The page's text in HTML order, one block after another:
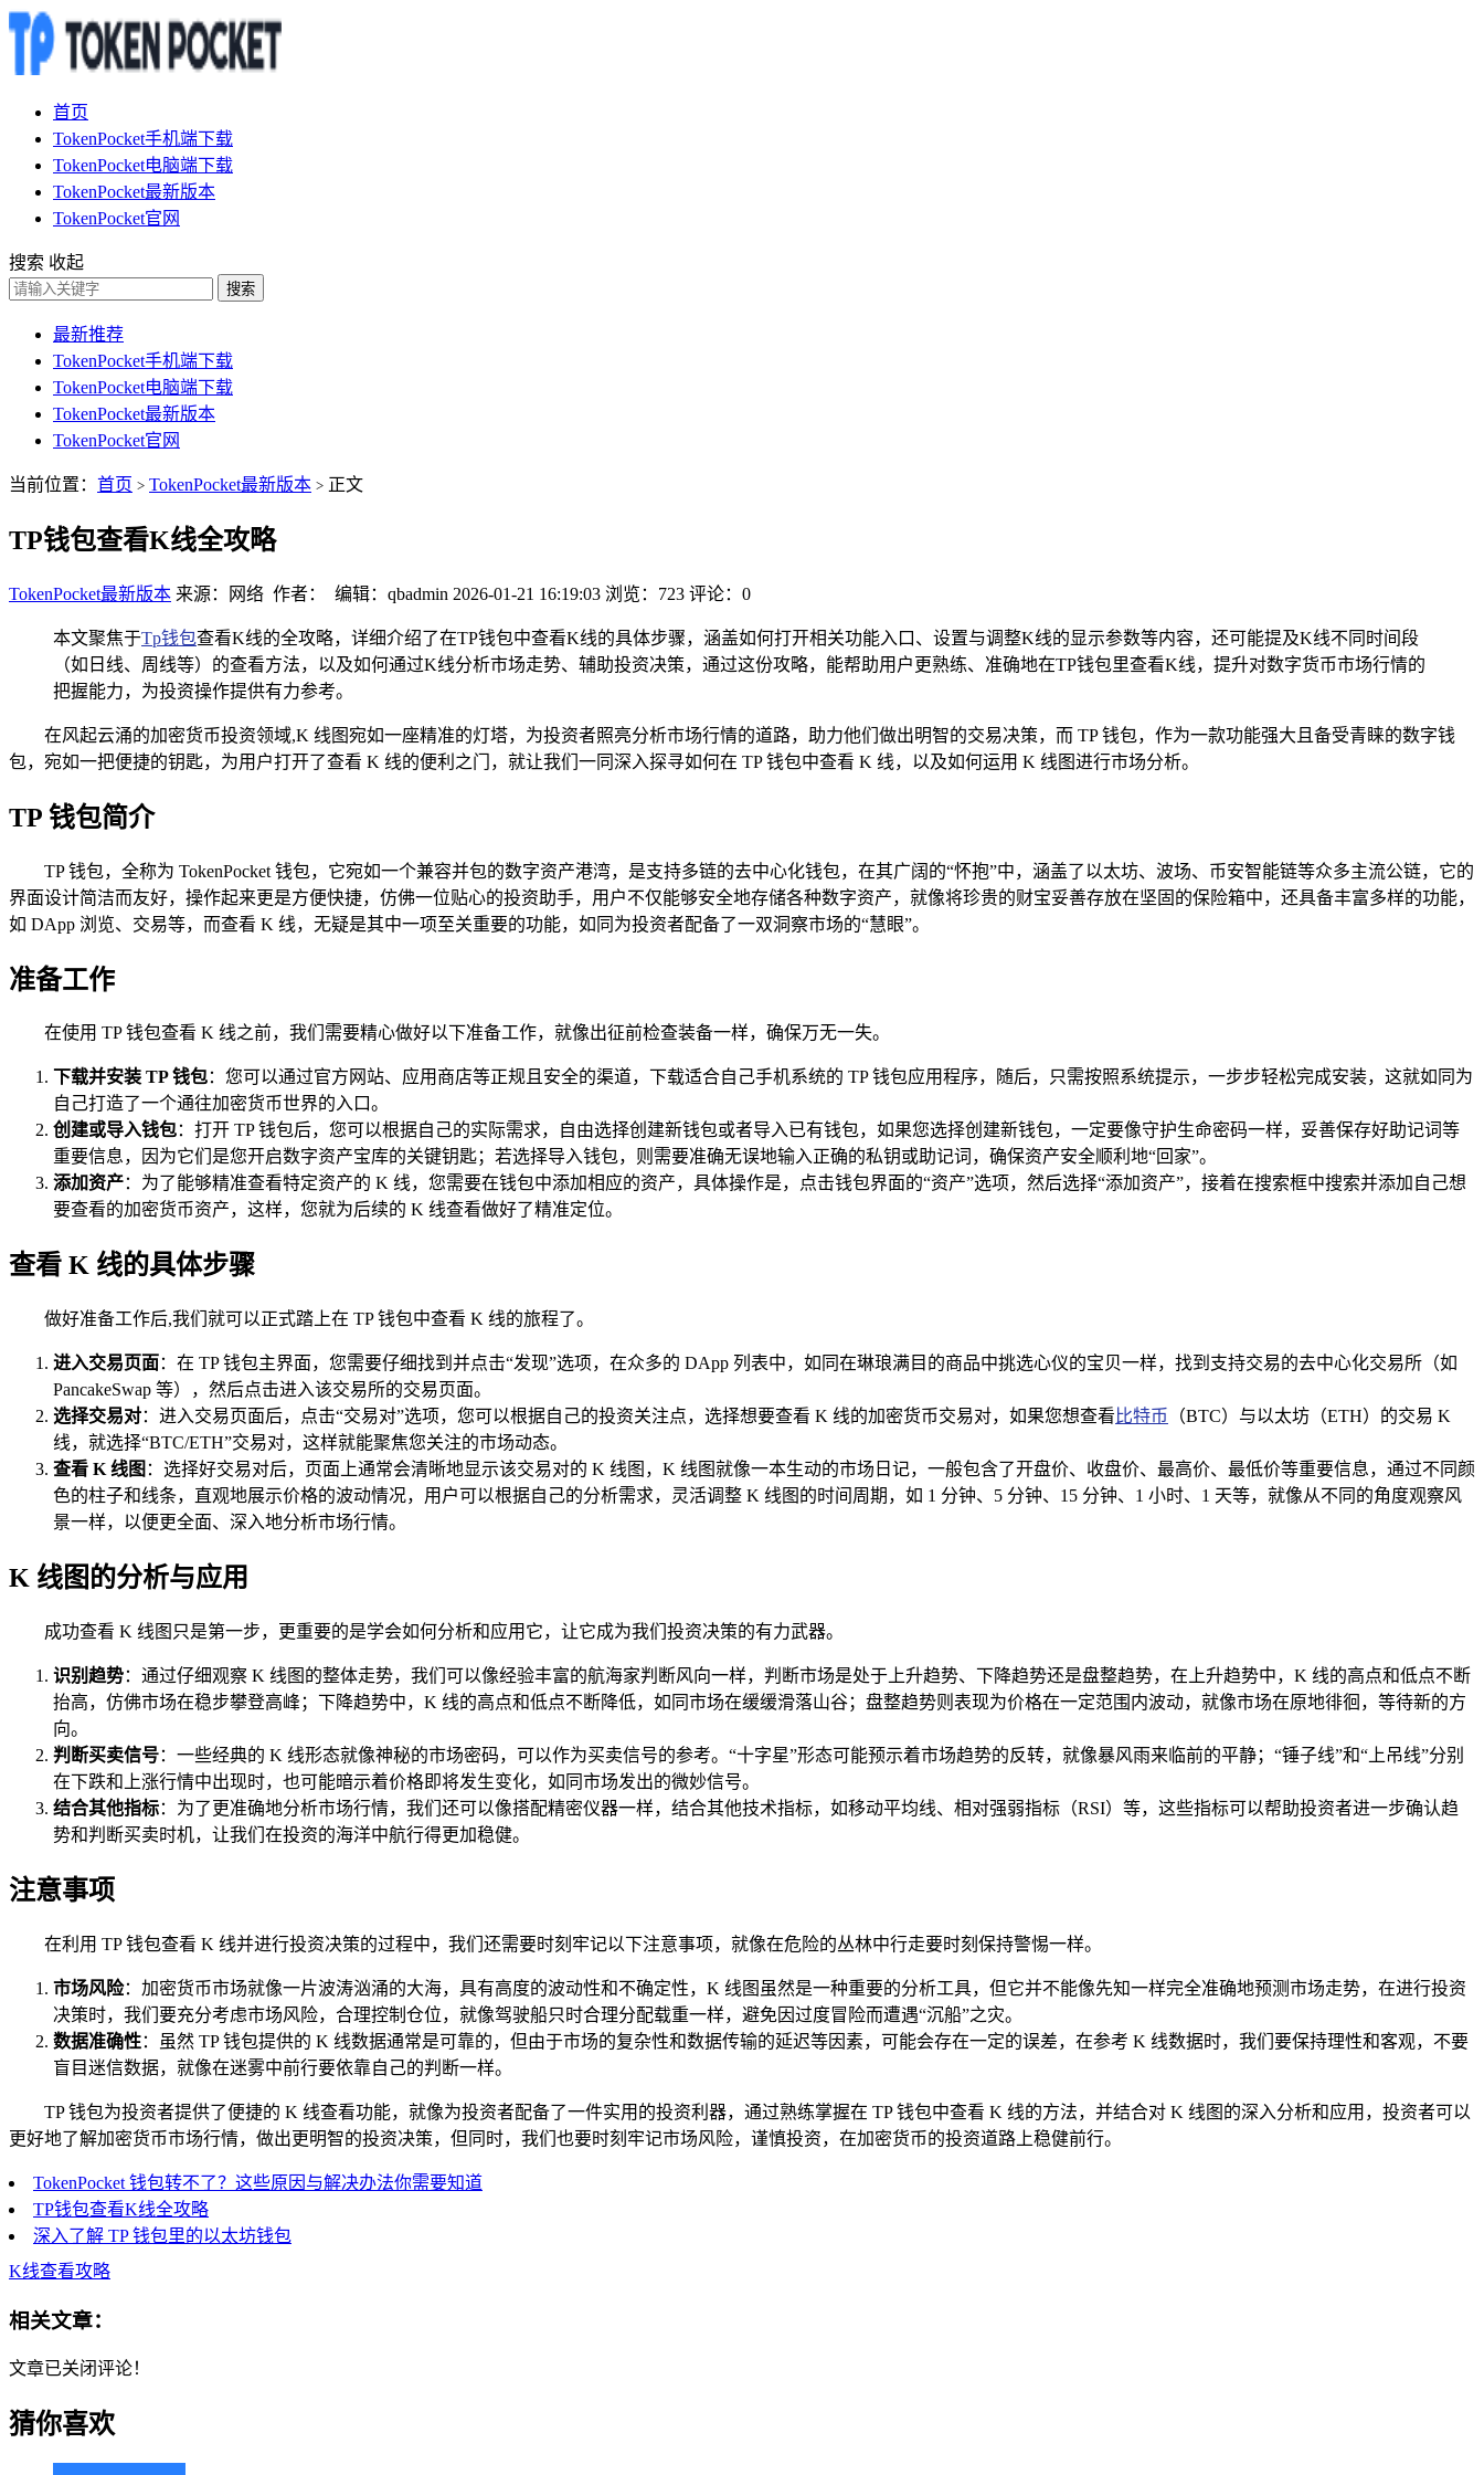
首页
TokenPocket手机端下载
TokenPocket电脑端下载
TokenPocket最新版本
TokenPocket官网
搜索 收起
搜索
最新推荐
TokenPocket手机端下载
TokenPocket电脑端下载
TokenPocket最新版本
TokenPocket官网
当前位置： 首页 > TokenPocket最新版本 > 正文
TP钱包查看K线全攻略
TokenPocket最新版本 来源：网络 作者： 编辑：qbadmin 2026-01-21 16:19:03 浏览：723 评论：0
本文聚焦于Tp钱包查看K线的全攻略，详细介绍了在TP钱包中查看K线的具体步骤，涵盖如何打开相关功能入口、设置与调整K线的显示参数等内容，还可能提及K线不同时间段
（如日线、周线等）的查看方法，以及如何通过K线分析市场走势、辅助投资决策，通过这份攻略，能帮助用户更熟练、准确地在TP钱包里查看K线，提升对数字货币市场行情的
把握能力，为投资操作提供有力参考。
在风起云涌的加密货币投资领域,K 线图宛如一座精准的灯塔，为投资者照亮分析市场行情的道路，助力他们做出明智的交易决策，而 TP 钱包，作为一款功能强大且备受青睐的数字钱
包，宛如一把便捷的钥匙，为用户打开了查看 K 线的便利之门，就让我们一同深入探寻如何在 TP 钱包中查看 K 线，以及如何运用 K 线图进行市场分析。
TP 钱包简介
TP 钱包，全称为 TokenPocket 钱包，它宛如一个兼容并包的数字资产港湾，是支持多链的去中心化钱包，在其广阔的“怀抱”中，涵盖了以太坊、波场、币安智能链等众多主流公链，它的
界面设计简洁而友好，操作起来更是方便快捷，仿佛一位贴心的投资助手，用户不仅能够安全地存储各种数字资产，就像将珍贵的财宝妥善存放在坚固的保险箱中，还具备丰富多样的功能，
如 DApp 浏览、交易等，而查看 K 线，无疑是其中一项至关重要的功能，如同为投资者配备了一双洞察市场的“慧眼”。
准备工作
在使用 TP 钱包查看 K 线之前，我们需要精心做好以下准备工作，就像出征前检查装备一样，确保万无一失。
下载并安装 TP 钱包：您可以通过官方网站、应用商店等正规且安全的渠道，下载适合自己手机系统的 TP 钱包应用程序，随后，只需按照系统提示，一步步轻松完成安装，这就如同为
自己打造了一个通往加密货币世界的入口。
创建或导入钱包：打开 TP 钱包后，您可以根据自己的实际需求，自由选择创建新钱包或者导入已有钱包，如果您选择创建新钱包，一定要像守护生命密码一样，妥善保存好助记词等
重要信息，因为它们是您开启数字资产宝库的关键钥匙；若选择导入钱包，则需要准确无误地输入正确的私钥或助记词，确保资产安全顺利地“回家”。
添加资产：为了能够精准查看特定资产的 K 线，您需要在钱包中添加相应的资产，具体操作是，点击钱包界面的“资产”选项，然后选择“添加资产”，接着在搜索框中搜索并添加自己想
要查看的加密货币资产，这样，您就为后续的 K 线查看做好了精准定位。
查看 K 线的具体步骤
做好准备工作后,我们就可以正式踏上在 TP 钱包中查看 K 线的旅程了。
进入交易页面：在 TP 钱包主界面，您需要仔细找到并点击“发现”选项，在众多的 DApp 列表中，如同在琳琅满目的商品中挑选心仪的宝贝一样，找到支持交易的去中心化交易所（如
PancakeSwap 等），然后点击进入该交易所的交易页面。
选择交易对：进入交易页面后，点击“交易对”选项，您可以根据自己的投资关注点，选择想要查看 K 线的加密货币交易对，如果您想查看 比特币
（BTC）与以太坊（ETH）的交易 K
线，就选择“BTC/ETH”交易对，这样就能聚焦您关注的市场动态。
查看 K 线图 ：选择好交易对后，页面上通常会清晰地显示该交易对的 K 线图，K 线图就像一本生动的市场日记，一般包含了开盘价、收盘价、最高价、最低价等重要信息，通过不同颜
色的柱子和线条，直观地展示价格的波动情况，用户可以根据自己的分析需求，灵活调整 K 线图的时间周期，如 1 分钟、5 分钟、15 分钟、1 小时、1 天等，就像从不同的角度观察风
景一样，以便更全面、深入地分析市场行情。
K 线图的分析与应用
成功查看 K 线图只是第一步，更重要的是学会如何分析和应用它，让它成为我们投资决策的有力武器。
识别趋势：通过仔细观察 K 线图的整体走势，我们可以像经验丰富的航海家判断风向一样，判断市场是处于上升趋势、下降趋势还是盘整趋势，在上升趋势中，K 线的高点和低点不断
抬高，仿佛市场在稳步攀登高峰；下降趋势中，K 线的高点和低点不断降低，如同市场在缓缓滑落山谷；盘整趋势则表现为价格在一定范围内波动，就像市场在原地徘徊，等待新的方
向。
判断买卖信号：一些经典的 K 线形态就像神秘的市场密码，可以作为买卖信号的参考。“十字星”形态可能预示着市场趋势的反转，就像暴风雨来临前的平静；“锤子线”和“上吊线”分别
在下跌和上涨行情中出现时，也可能暗示着价格即将发生变化，如同市场发出的微妙信号。
结合其他指标：为了更准确地分析市场行情，我们还可以像搭配精密仪器一样，结合其他技术指标，如移动平均线、相对强弱指标（RSI）等，这些指标可以帮助投资者进一步确认趋
势和判断买卖时机，让我们在投资的海洋中航行得更加稳健。
注意事项
在利用 TP 钱包查看 K 线并进行投资决策的过程中，我们还需要时刻牢记以下注意事项，就像在危险的丛林中行走要时刻保持警惕一样。
市场风险：加密货币市场就像一片波涛汹涌的大海，具有高度的波动性和不确定性，K 线图虽然是一种重要的分析工具，但它并不能像先知一样完全准确地预测市场走势，在进行投资
决策时，我们要充分考虑市场风险，合理控制仓位，就像驾驶船只时合理分配载重一样，避免因过度冒险而遭遇“沉船”之灾。
数据准确性：虽然 TP 钱包提供的 K 线数据通常是可靠的，但由于市场的复杂性和数据传输的延迟等因素，可能会存在一定的误差，在参考 K 线数据时，我们要保持理性和客观，不要
盲目迷信数据，就像在迷雾中前行要依靠自己的判断一样。
TP 钱包为投资者提供了便捷的 K 线查看功能，就像为投资者配备了一件实用的投资利器，通过熟练掌握在 TP 钱包中查看 K 线的方法，并结合对 K 线图的深入分析和应用，投资者可以
更好地了解加密货币市场行情，做出更明智的投资决策，但同时，我们也要时刻牢记市场风险，谨慎投资，在加密货币的投资道路上稳健前行。
TokenPocket 钱包转不了？这些原因与解决办法你需要知道
TP钱包查看K线全攻略
深入了解 TP 钱包里的以太坊钱包
K线查看攻略
相关文章：
文章已关闭评论！
猜你喜欢